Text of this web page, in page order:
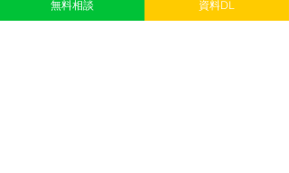
関連コンテンツへのリンク: 顧客が関連す
無料相談 資料DL